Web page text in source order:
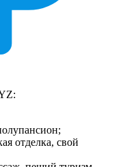
отделка, свой